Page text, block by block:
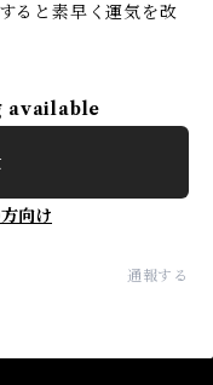
ると素早く運気を改
available
向け
通報する